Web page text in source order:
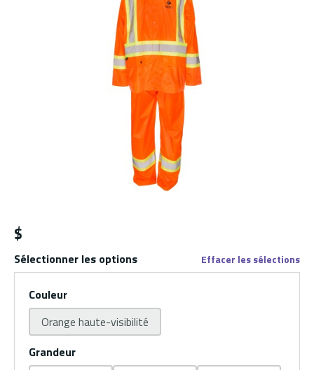
$
Sélectionner les options Effacer les sélections
Couleur
Orange haute-visibilité
Grandeur